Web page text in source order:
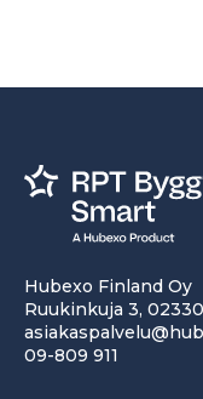
Hubexo Finland Oy
Ruukinkuja 3,
09-809 911